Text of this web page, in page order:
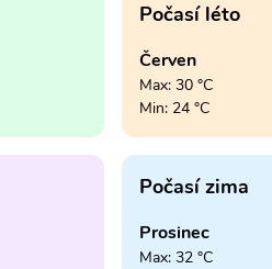
Počasí léto
Červen
Max: 30 °C
Min: 24 °C
Počasí zima
Prosinec
Max: 32 °C